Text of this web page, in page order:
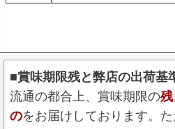
■賞味期限残と弊店の出荷基
流通の都合上、賞味期限の
のをお届けしております。